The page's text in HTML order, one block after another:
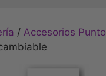
/ Accesorios Punto